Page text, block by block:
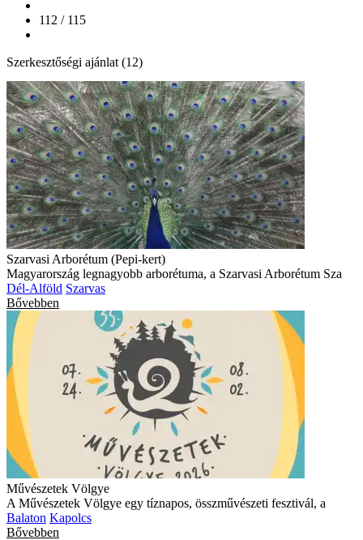
112 / 115
Szerkesztőségi ajánlat (12)
Szarvasi Arborétum (Pepi-kert)
Magyarország legnagyobb arborétuma, a Szarvasi Arborétum Sza
Dél-Alföld Szarvas
Bővebben
Művészetek Völgye
A Művészetek Völgye egy tíznapos, összművészeti fesztivál, a
Balaton Kapolcs
Bővebben